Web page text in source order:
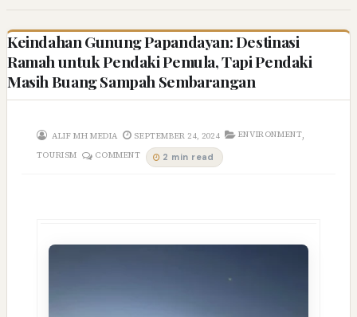
Keindahan Gunung Papandayan: Destinasi
Ramah untuk Pendaki Pemula, Tapi Pendaki
Masih Buang Sampah Sembarangan
ALIF MH MEDIA SEPTEMBER 24, 2024 ENVIRONMENT,
TOURISM COMMENT 2 min read